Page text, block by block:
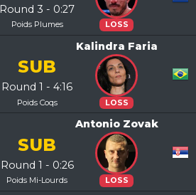
LOSS
Round 3 - 0:27
Poids Plumes
Kalindra Faria
LOSS
SUB
Round 1 - 4:16
Poids Coqs
Antonio Zovak
LOSS
SUB
Round 1 - 0:26
Poids Mi-Lourds